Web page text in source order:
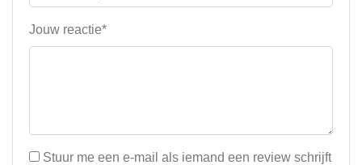
Jouw reactie*
Stuur me een e-mail als iemand een review schrijft